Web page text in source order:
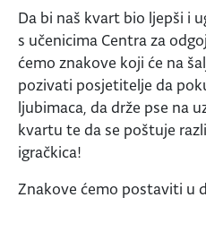
Da bi naš kvart bio ljepši i
s učenicima Centra za
ćemo znakove koji će na
pozivati posjetitelje da
ljubimaca, da drže pse na
kvartu te da se poštuje
igračkica!
Znakove ćemo postaviti u